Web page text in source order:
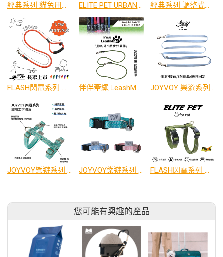
經典系列 貓兔用胸背帶 ELITE PET URBAN HARNESS 包覆式胸背帶 經典系列 調整式牽繩 XS
FLASH閃電系列 運動牽繩 180CM 伴伴牽繩 LeashMate JOYVOY 樂遊系列 旅遊牽繩
您可能有興趣的產品